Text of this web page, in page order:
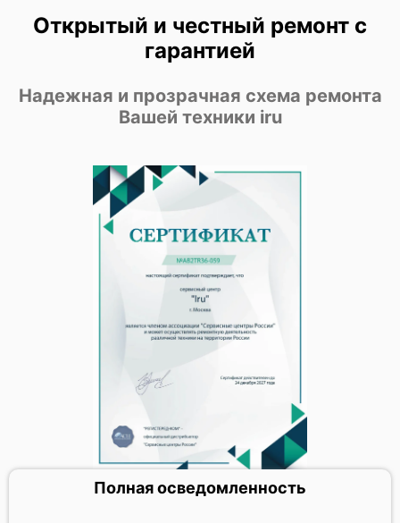
Открытый и честный ремонт с
гарантией
Надежная и прозрачная схема ремонта
Вашей техники iru
Полная осведомленность